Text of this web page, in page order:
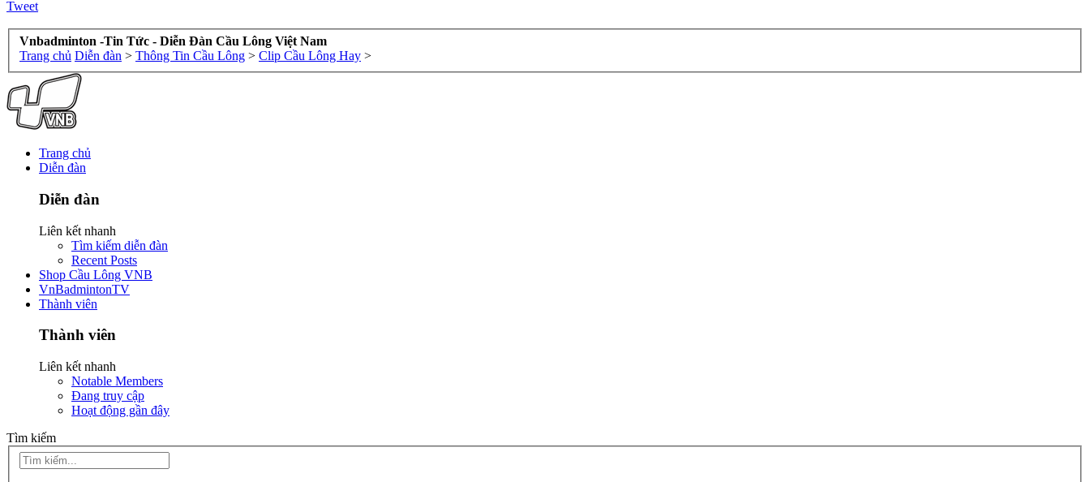
Tweet
Vnbadminton -Tin Tức - Diễn Đàn Cầu Lông Việt Nam
Trang chủ Diễn đàn > Thông Tin Cầu Lông > Clip Cầu Lông Hay >
Trang chủ
Diễn đàn
Diễn đàn
Liên kết nhanh
Tìm kiếm diễn đàn
Recent Posts
Shop Cầu Lông VNB
VnBadmintonTV
Thành viên
Thành viên
Liên kết nhanh
Notable Members
Đang truy cập
Hoạt động gần đây
Tìm kiếm